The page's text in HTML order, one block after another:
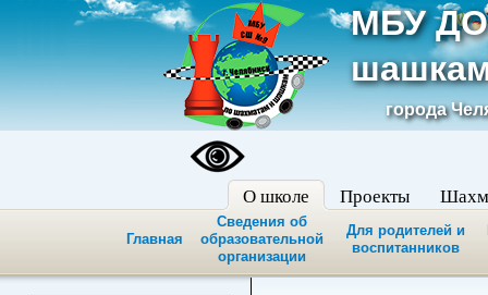
МБУ
города
О школе
Главная
Сведения об
образовательной
организации
Для родителей и
воспитанников
Проекты